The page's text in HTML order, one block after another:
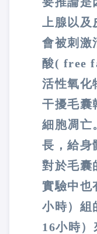
上腺以及
會被刺激
酸( free
活性氧化
干擾毛囊
細胞凋亡
長，給身
對於毛囊
實驗中也
小時）組
16小時）